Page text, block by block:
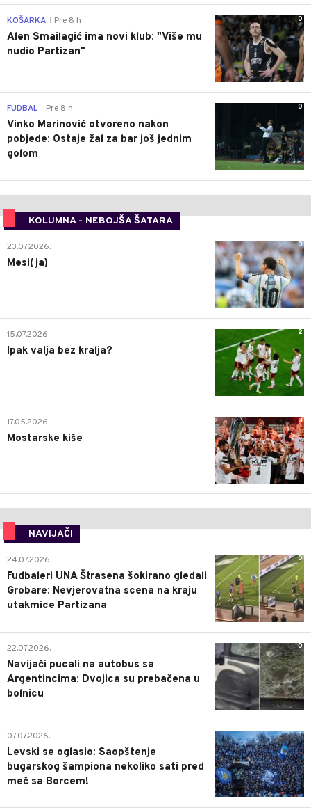
0
KOŠARKA Pre 8 h
Alen Smailagić ima novi klub: "Više mu
nudio Partizan"
0
FUDBAL Pre 8 h
Vinko Marinović otvoreno nakon
pobjede: Ostaje žal za bar još jednim
golom
KOLUMNA - NEBOJŠA ŠATARA
0
23.07.2026.
Mesi(ja)
2
15.07.2026.
Ipak valja bez kralja?
0
17.05.2026.
Mostarske kiše
NAVIJAČI
0
24.07.2026.
Fudbaleri UNA Štrasena šokirano gledali
Grobare: Nevjerovatna scena na kraju
utakmice Partizana
0
22.07.2026.
Navijači pucali na autobus sa
Argentincima: Dvojica su prebačena u
bolnicu
1
07.07.2026.
Levski se oglasio: Saopštenje
bugarskog šampiona nekoliko sati pred
meč sa Borcem!